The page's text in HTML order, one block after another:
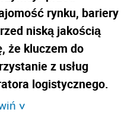
rynku, bariery
niską jakością
że kluczem do
z usług
logistycznego.
>